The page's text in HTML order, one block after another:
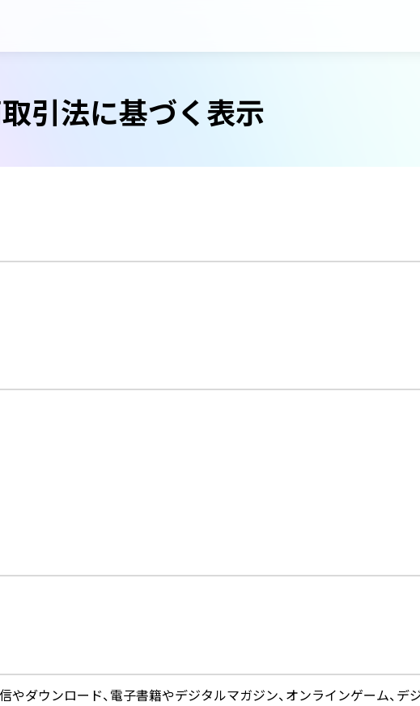
引法に基づく表示
ダウンロード、電子書籍やデジタルマガジン、オンラインゲーム、デ